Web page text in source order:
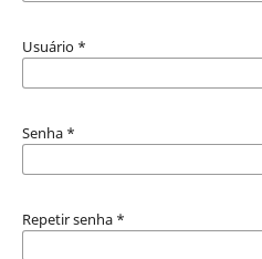
Usuário *
Senha *
Repetir senha *